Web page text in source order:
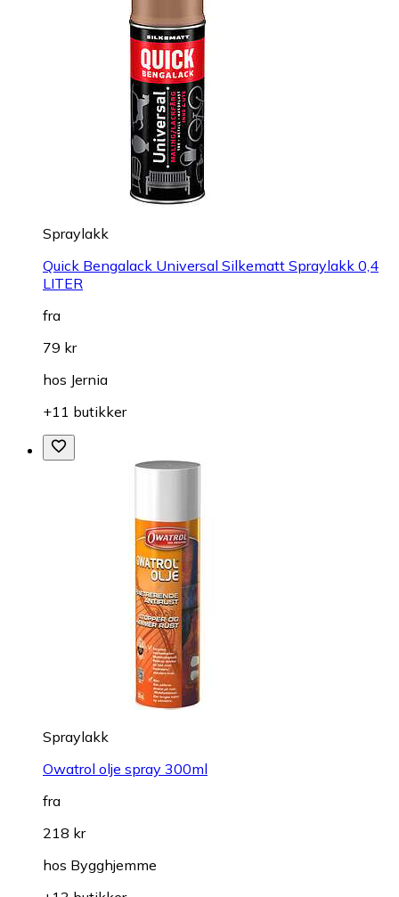
Spraylakk
Quick Bengalack Universal Silkematt Spraylakk 0,4
LITER
fra
79 kr
hos Jernia
+11 butikker
Spraylakk
Owatrol olje spray 300ml
fra
218 kr
hos Bygghjemme